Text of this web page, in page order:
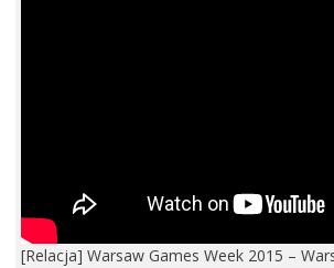
[Relacja] Warsaw Games Week 2015 –